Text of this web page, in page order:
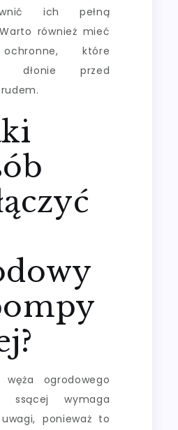
ich pełną
również mieć
które
dłonie przed
węża ogrodowego
ssącej wymaga
ponieważ to